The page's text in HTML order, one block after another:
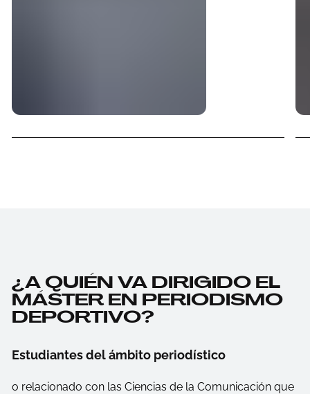
¿A QUIÉN VA DIRIGIDO EL
MÁSTER EN PERIODISMO
DEPORTIVO?
Estudiantes del ámbito periodístico
o relacionado con las Ciencias de la Comunicación que